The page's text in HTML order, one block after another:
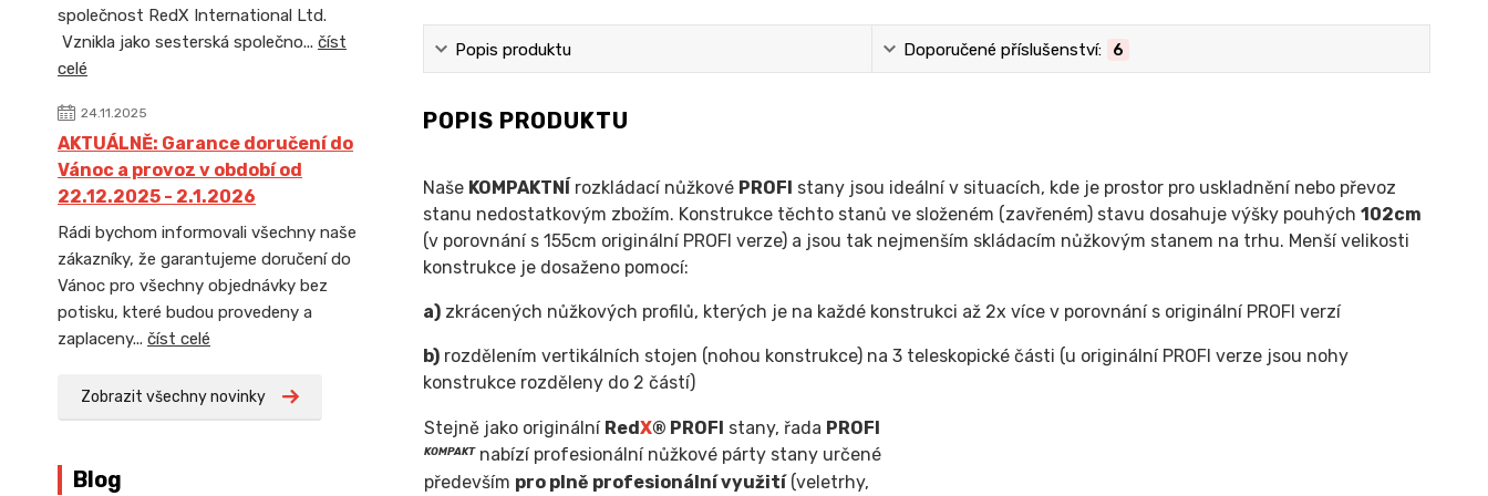
společnost RedX International Ltd.
Vznikla jako sesterská společno... číst
celé
24.11.2025
AKTUÁLNĚ: Garance doručení do
Vánoc a provoz v období od
22.12.2025 - 2.1.2026
Rádi bychom informovali všechny naše
zákazníky, že garantujeme doručení do
Vánoc pro všechny objednávky bez
potisku, které budou provedeny a
zaplaceny... číst celé
Zobrazit všechny novinky
Blog
Popis produktu Doporučené příslušenství: 6
POPIS PRODUKTU
Naše KOMPAKTNÍ rozkládací nůžkové PROFI stany jsou ideální v situacích, kde je prostor pro uskladnění nebo převoz
stanu nedostatkovým zbožím. Konstrukce těchto stanů ve složeném (zavřeném) stavu dosahuje výšky pouhých 102cm
(v porovnání s 155cm originální PROFI verze) a jsou tak nejmenším skládacím nůžkovým stanem na trhu. Menší velikosti
konstrukce je dosaženo pomocí:
a)zkrácených nůžkových profilů, kterých je na každé konstrukci až 2x více v porovnání s originální PROFI verzí
b)rozdělením vertikálních stojen (nohou konstrukce) na 3 teleskopické části (u originální PROFI verze jsou nohy
konstrukce rozděleny do 2 částí)
Stejně jako originální RedX® PROFI stany, řada PROFI
KOMPAKTnabízí profesionální nůžkové párty stany určené
především pro plně profesionální využití(veletrhy,